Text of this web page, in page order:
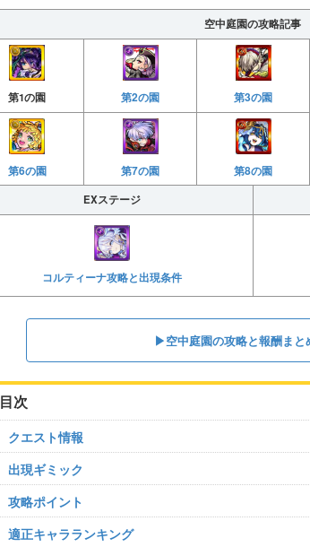
空中庭園の攻略記事
第1の園 第2の園 第3の園
第6の園 第7の園 第8の園
EXステージ
コルティーナ攻略と出現条件
▶︎空中庭園の攻略と報酬まと
目次
クエスト情報
出現ギミック
攻略ポイント
適正キャラランキング